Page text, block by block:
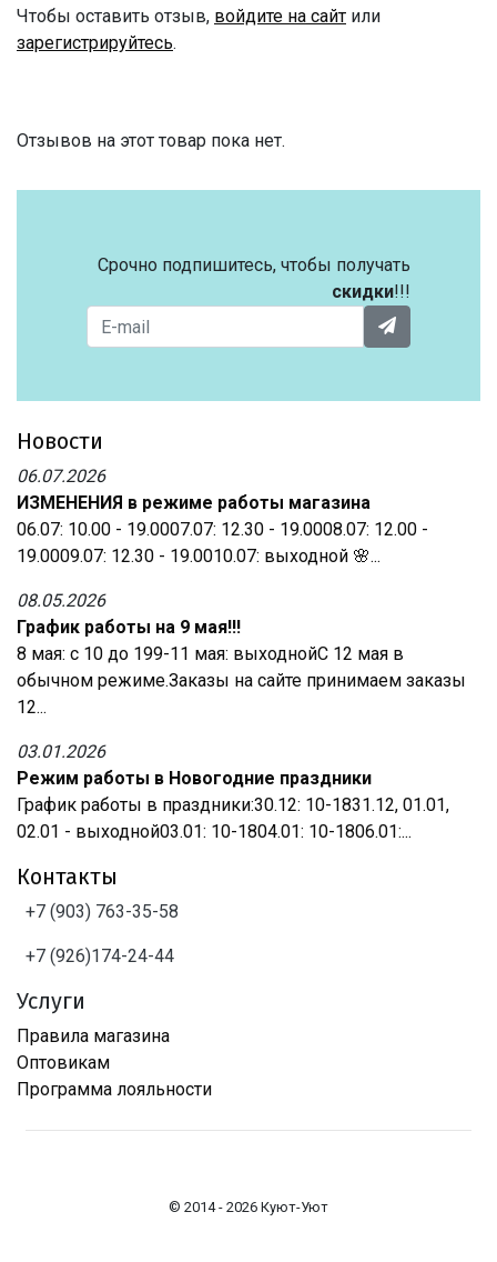
Чтобы оставить отзыв, войдите на сайт или
зарегистрируйтесь.
Отзывов на этот товар пока нет.
Срочно подпишитесь, чтобы получать
скидки!!!
Новости
06.07.2026
ИЗМЕНЕНИЯ в режиме работы магазина
06.07: 10.00 - 19.0007.07: 12.30 - 19.0008.07: 12.00 -
19.0009.07: 12.30 - 19.0010.07: выходной 🌸...
08.05.2026
График работы на 9 мая!!!
8 мая: с 10 до 199-11 мая: выходнойС 12 мая в
обычном режиме.Заказы на сайте принимаем заказы
12...
03.01.2026
Режим работы в Новогодние праздники
График работы в праздники:30.12: 10-1831.12, 01.01,
02.01 - выходной03.01: 10-1804.01: 10-1806.01:...
Контакты
+7 (903) 763-35-58
+7 (926)174-24-44
Услуги
Правила магазина
Оптовикам
Программа лояльности
© 2014 - 2026 Куют-Уют